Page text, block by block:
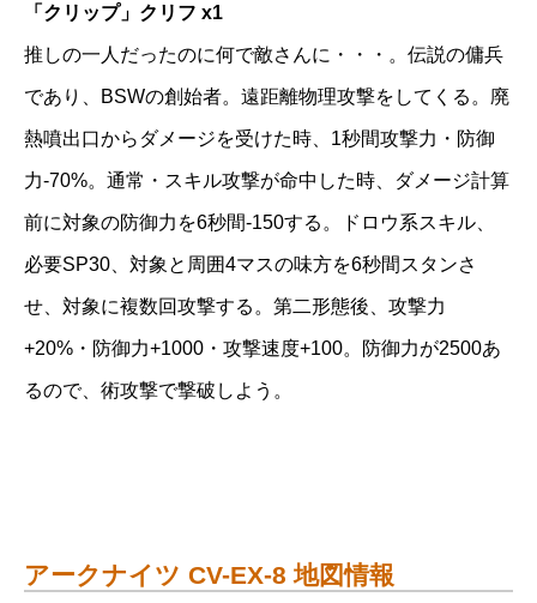
「クリップ」クリフ x1
推しの一人だったのに何で敵さんに・・・。伝説の傭兵
であり、BSWの創始者。遠距離物理攻撃をしてくる。廃
熱噴出口からダメージを受けた時、1秒間攻撃力・防御
力-70%。通常・スキル攻撃が命中した時、ダメージ計算
前に対象の防御力を6秒間-150する。ドロウ系スキル、
必要SP30、対象と周囲4マスの味方を6秒間スタンさ
せ、対象に複数回攻撃する。第二形態後、攻撃力
+20%・防御力+1000・攻撃速度+100。防御力が2500あ
るので、術攻撃で撃破しよう。
アークナイツ CV-EX-8 地図情報